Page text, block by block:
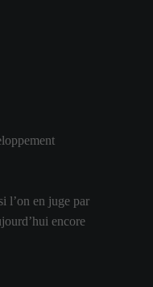
l’on en juge par
encore